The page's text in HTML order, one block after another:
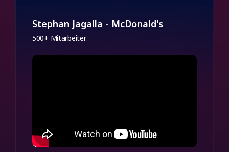
Stephan Jagalla - McDonald's
500+ Mitarbeiter